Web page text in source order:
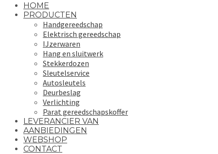
HOME
PRODUCTEN
Handgereedschap
Elektrisch gereedschap
IJzerwaren
Hang en sluitwerk
Stekkerdozen
Sleutelservice
Autosleutels
Deurbeslag
Verlichting
Parat gereedschapskoffer
LEVERANCIER VAN
AANBIEDINGEN
WEBSHOP
CONTACT